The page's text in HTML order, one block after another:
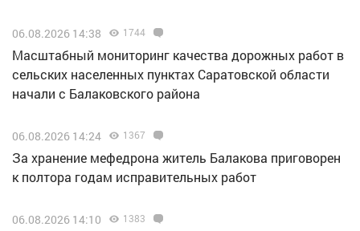
06.08.2026 14:38 1744
Масштабный мониторинг качества дорожных работ в
сельских населенных пунктах Саратовской области
начали с Балаковского района
06.08.2026 14:24 1367
За хранение мефедрона житель Балакова приговорен
к полтора годам исправительных работ
06.08.2026 14:10 1383